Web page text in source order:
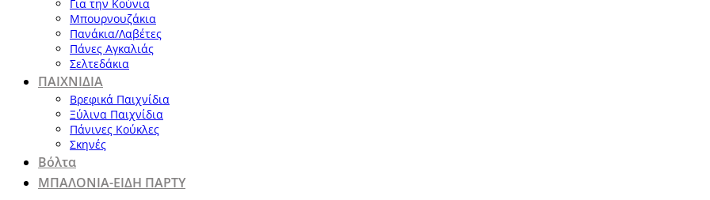
Για την Κούνια
Μπουρνουζάκια
Πανάκια/Λαβέτες
Πάνες Αγκαλιάς
Σελτεδάκια
ΠΑΙΧΝΙΔΙΑ
Βρεφικά Παιχνίδια
Ξύλινα Παιχνίδια
Πάνινες Κούκλες
Σκηνές
Βόλτα
ΜΠΑΛΟΝΙΑ-ΕΙΔΗ ΠΑΡΤΥ